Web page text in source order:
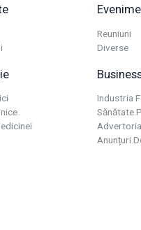
Reuniuni
Diverse
Industria
Sănătate
Anunțuri